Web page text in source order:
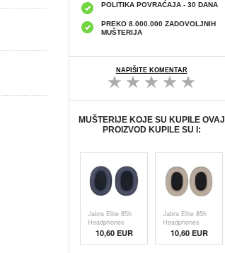
POLITIKA POVRAĆAJA - 30 DANA
PREKO 8.000.000 ZADOVOLJNIH
MUŠTERIJA
NAPIŠITE KOMENTAR
MUŠTERIJE KOJE SU KUPILE OVAJ
PROIZVOD KUPILE SU I:
Jabra Elite 85h
Headphones
Replacement
Earpads - Dark
Blue
10,60 EUR
Jabra Elite 85h
Headphones
Replacement
Earpads - Brown
10,60 EUR